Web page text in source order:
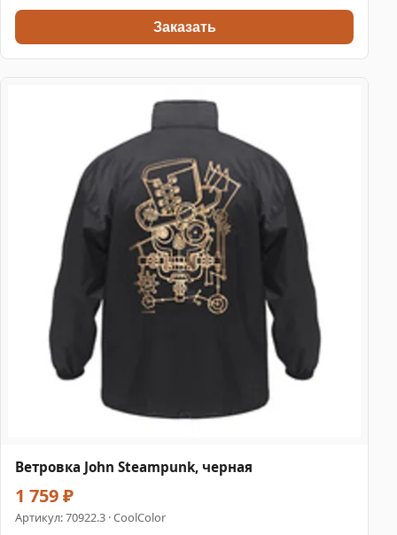
Заказать
Ветровка John Steampunk, черная
1 759 ₽
Артикул:70922.3 · CoolColor